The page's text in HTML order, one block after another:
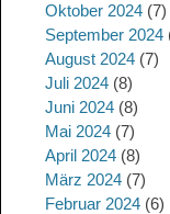
Oktober 2024 (7)
September 2024
August 2024 (7)
Juli 2024 (8)
Juni 2024 (8)
Mai 2024 (7)
April 2024 (8)
März 2024 (7)
Februar 2024 (6)